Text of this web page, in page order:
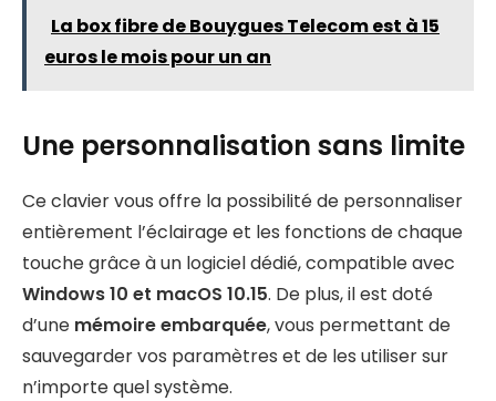
La box fibre de Bouygues Telecom est à 15
euros le mois pour un an
Une personnalisation sans limite
Ce clavier vous offre la possibilité de personnaliser
entièrement l’éclairage et les fonctions de chaque
touche grâce à un logiciel dédié, compatible avec
Windows 10 et macOS 10.15. De plus, il est doté
d’une mémoire embarquée, vous permettant de
sauvegarder vos paramètres et de les utiliser sur
n’importe quel système.